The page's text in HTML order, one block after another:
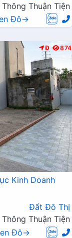
Thuận Tiện
Đô→
Đ 874
Kinh Doanh
Đất Đô Thị
Thuận Tiện
Đô→